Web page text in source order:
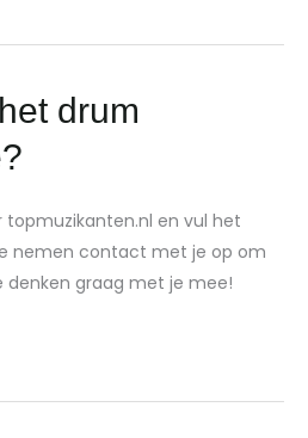
drum
topmuzikanten.nl en vul het
nemen contact met je op om
graag met je mee!